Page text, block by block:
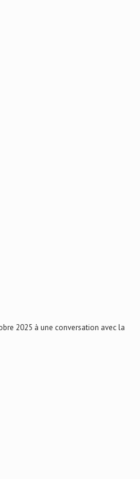
2025 à une conversation avec la